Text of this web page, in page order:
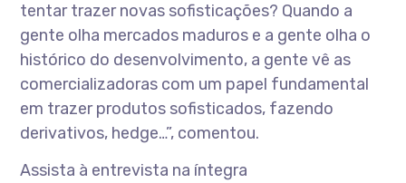
tentar trazer novas sofisticações? Quando a
gente olha mercados maduros e a gente olha o
histórico do desenvolvimento, a gente vê as
comercializadoras com um papel fundamental
em trazer produtos sofisticados, fazendo
derivativos, hedge…”, comentou.
Assista à entrevista na íntegra